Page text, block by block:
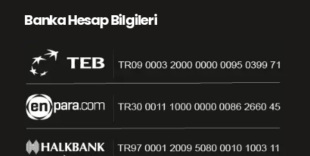
Banka Hesap Bilgileri